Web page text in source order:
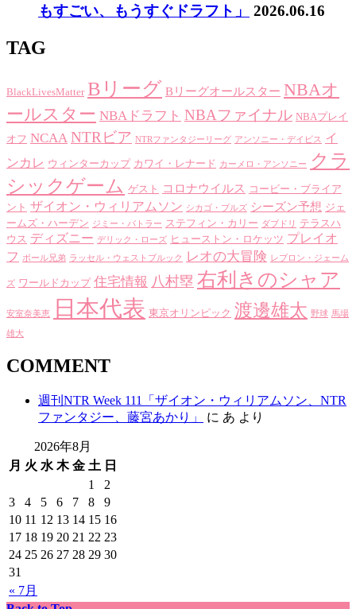
もすごい、もうすぐドラフト」
2026.06.16
TAG
BlackLivesMatter Bリーグ Bリーグオールスター NBAオ
ールスター NBAドラフト NBAファイナル NBAプレイ
オフ NCAA NTRビア NTRファンタジーリーグ アンソニー・デイビス イ
ンカレ ウィンターカップ カワイ・レナード カーメロ・アンソニー
クラ
シックゲーム ゲスト コロナウイルス コービー・ブライア
ント ザイオン・ウィリアムソン シカゴ・ブルズ シーズン予想 ジェ
ームズ・ハーデン ジミー・バトラー ステフィン・カリー ダブドリ
テラスハ
ウス ディズニー デリック・ローズ ヒューストン・ロケッツ プレイオ
フ ボール兄弟 ラッセル・ウェストブルック レオの大冒険 レブロン・ジェーム
ズ ワールドカップ 住宅情報 八村塁 右利きのシャア
安室奈美恵 日本代表 東京オリンピック 渡邊雄太 野球 馬場
雄大
COMMENT
週刊NTR Week 111「ザイオン・ウィリアムソン、NTR
ファンタジー、藤宮あかり」
に あ より
2026年8月
月 火 水 木 金 土 日
« 7月
1
2
3
4 5 6 7 8
9
10 11 12 13 14 15 16
17 18 19 20 21 22 23
24 25 26 27 28 29 30
31